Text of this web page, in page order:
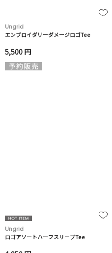
Ungrid
エンブロイダリーダメージロゴTee
5,500 円
Ungrid
ロゴアソートハーフスリーブTee